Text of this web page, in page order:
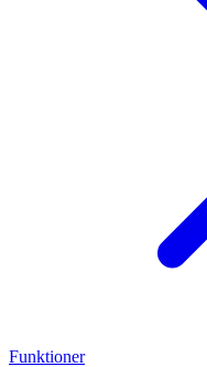
Funktioner